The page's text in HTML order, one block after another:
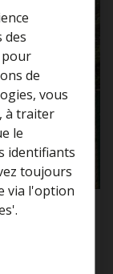
des
pour
de
vous
à traiter
le
identifiants
toujours
via l'option
?